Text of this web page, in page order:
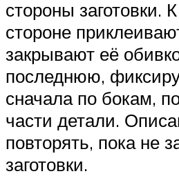
стороны заготовки.
стороне
закрывают её
последнюю,
сначала по бокам,
части детали.
повторять, пока не
заготовки.